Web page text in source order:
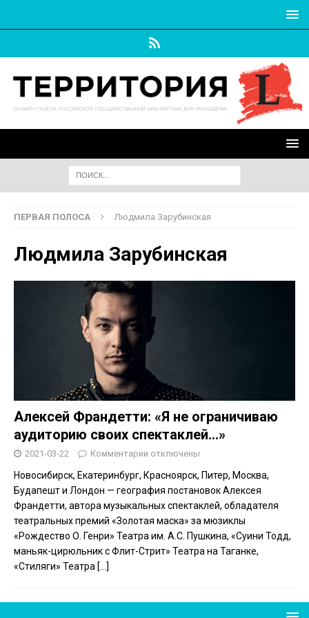
ПЕРВАЯ ПОЛОСА Людмила Зарубинская
Людмила Зарубинская
Алексей Франдетти: «Я не ограничиваю
аудиторию своих спектаклей…»
2021-03-22 Комментарии отключены
Новосибирск, Екатеринбург, Красноярск, Питер, Москва,
Будапешт и Лондон — география постановок Алексея
Франдетти, автора музыкальных спектаклей, обладателя
театральных премий «Золотая маска» за мюзиклы
«Рождество О. Генри» Театра им. А.С. Пушкина, «Суини Тодд,
маньяк-цирюльник с Флит-Стрит» Театра на Таганке,
«Стиляги» Театра […]